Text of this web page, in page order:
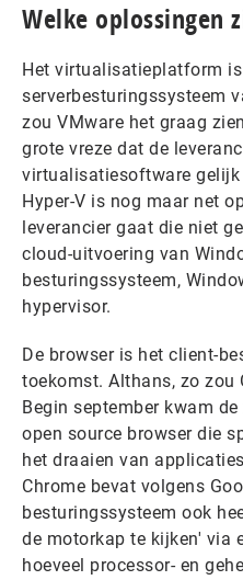
Welke oplossingen
Het virtualisatieplatform
serverbesturingssysteem
zou VMware het graag
grote vreze dat de
virtualisatiesoftware
Hyper-V is nog maar net
leverancier gaat die niet
cloud-uitvoering van
besturingssysteem,
hypervisor.
De browser is het client-
toekomst. Althans, zo zou
Begin september kwam
open source browser die
het draaien van
Chrome bevat volgens
besturingssysteem ook
de motorkap te kijken' via
hoeveel processor- en